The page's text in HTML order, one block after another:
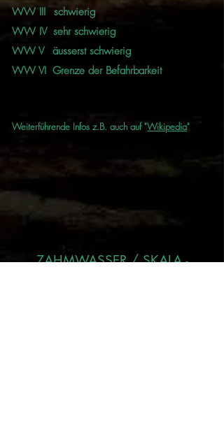
WW III schwierig
WW IV sehr schwierig
WW V äusserst schwierig
WW VI Grenze der Befahrbarkeit
Weiterführende Infos z.B. auch auf "Wikipedia"
ZAHMWASSER / SKALA -